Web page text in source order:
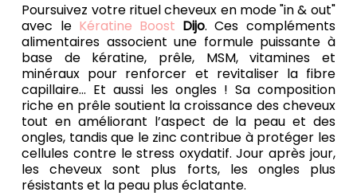
Poursuivez votre rituel cheveux en mode "in & out"
avec le Kératine Boost Dijo. Ces compléments
alimentaires associent une formule puissante à
base de kératine, prêle, MSM, vitamines et
minéraux pour renforcer et revitaliser la fibre
capillaire... Et aussi les ongles ! Sa composition
riche en prêle soutient la croissance des cheveux
tout en améliorant l’aspect de la peau et des
ongles, tandis que le zinc contribue à protéger les
cellules contre le stress oxydatif. Jour après jour,
les cheveux sont plus forts, les ongles plus
résistants et la peau plus éclatante.